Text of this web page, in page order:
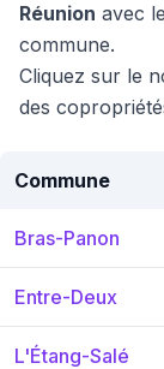
Réunion avec
commune.
Cliquez sur le
des
Commune
Bras-Panon
Entre-Deux
L'Étang-Salé